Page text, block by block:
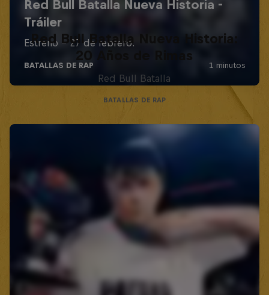
Red Bull Batalla Nueva Historia:
20 Años de Rimas
Red Bull Batalla
BATALLAS DE RAP